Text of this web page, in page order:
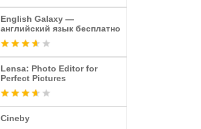
English Galaxy —
английский язык бесплатно
Lensa: Photo Editor for
Perfect Pictures
Cineby